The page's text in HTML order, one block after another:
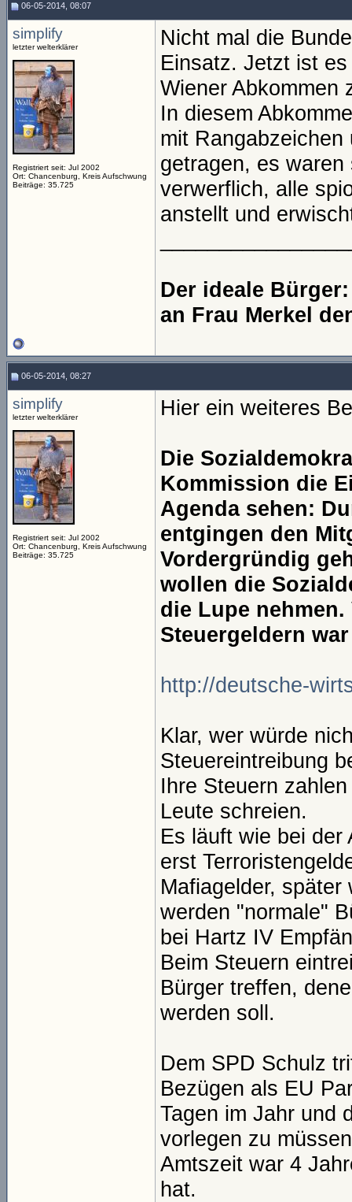
06-05-2014, 08:07
simplify
letzter welterklärer
Registriert seit: Jul 2002
Ort: Chancenburg, Kreis Aufschwung
Beiträge: 35.725
Nicht mal die
Einsatz. Jetzt ist
Wiener Abkommen
In diesem
mit
getragen, es
verwerflich, alle
anstellt und
Der ideale
an Frau Merkel
06-05-2014, 08:27
simplify
letzter welterklärer
Registriert seit: Jul 2002
Ort: Chancenburg, Kreis Aufschwung
Beiträge: 35.725
Hier ein weiteres
Die
Kommission die
Agenda sehen:
entgingen den
Vordergründig
wollen die
die Lupe
Steuergeldern
http://deutsche-
Klar, wer würde
Steuereintreibung
Ihre Steuern
Leute schreien.
Es läuft wie bei der
erst
Mafiagelder,
werden "normale"
bei Hartz IV
Beim Steuern
Bürger treffen,
werden soll.
Dem SPD Schulz
Bezügen als EU
Tagen im Jahr und
vorlegen zu
Amtszeit war 4
hat.